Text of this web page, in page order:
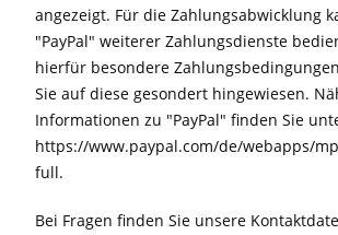
angezeigt. Für die Zahlungsabwicklung
"PayPal" weiterer Zahlungsdienste
hierfür besondere
Sie auf diese gesondert hingewiesen.
Informationen zu "PayPal" finden Sie
https://www.paypal.com/de/webapps/
full.
Bei Fragen finden Sie unsere